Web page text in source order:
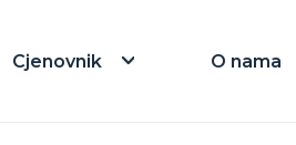
Cjenovnik O nama